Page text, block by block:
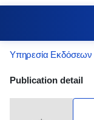
Υπηρεσία Εκδόσεων
Publication
Publication detail